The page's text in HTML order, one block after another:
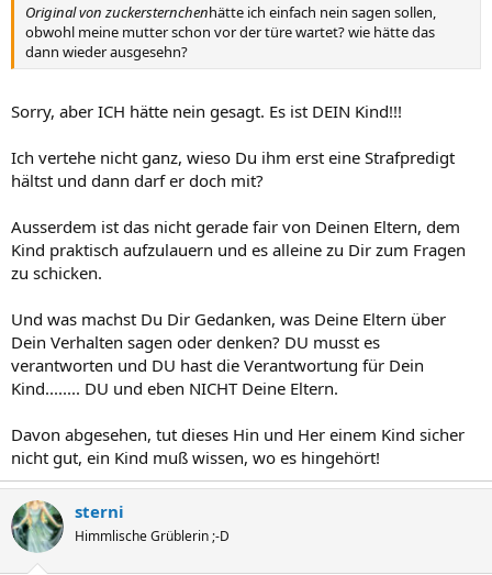
Original von zuckersternchenhätte ich einfach nein sagen sollen,
obwohl meine mutter schon vor der türe wartet? wie hätte das
dann wieder ausgesehn?
Sorry, aber ICH hätte nein gesagt. Es ist DEIN Kind!!!
Ich vertehe nicht ganz, wieso Du ihm erst eine Strafpredigt
hältst und dann darf er doch mit?
Ausserdem ist das nicht gerade fair von Deinen Eltern, dem
Kind praktisch aufzulauern und es alleine zu Dir zum Fragen
zu schicken.
Und was machst Du Dir Gedanken, was Deine Eltern über
Dein Verhalten sagen oder denken? DU musst es
verantworten und DU hast die Verantwortung für Dein
Kind........ DU und eben NICHT Deine Eltern.
Davon abgesehen, tut dieses Hin und Her einem Kind sicher
nicht gut, ein Kind muß wissen, wo es hingehört!
sterni
Himmlische Grüblerin ;-D